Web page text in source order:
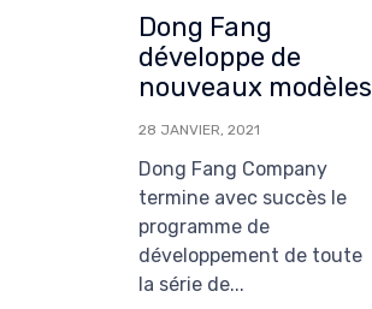
Dong Fang
développe de
nouveaux modèles
28 JANVIER, 2021
Dong Fang Company
termine avec succès le
programme de
développement de toute
la série de...